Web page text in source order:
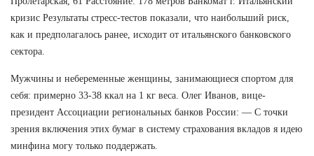
кризис Результаты стресс-тестов показали, что наибольший риск,
как и предполагалось ранее, исходит от итальянского банковского
сектора.
Мужчины и небеременные женщины, занимающиеся спортом для
себя: примерно 33-38 ккал на 1 кг веса. Олег Иванов, вице-
президент Ассоциации региональных банков России: — С точки
зрения включения этих бумаг в систему страхования вкладов я идею
минфина могу только поддержать.